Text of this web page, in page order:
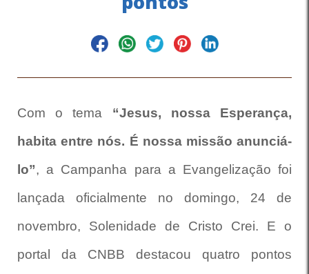
Com o tema “Jesus, nossa Esperança,
habita entre nós. É nossa missão anunciá-
lo”, a Campanha para a Evangelização foi
lançada oficialmente no domingo, 24 de
novembro, Solenidade de Cristo Crei. E o
portal da CNBB destacou quatro pontos